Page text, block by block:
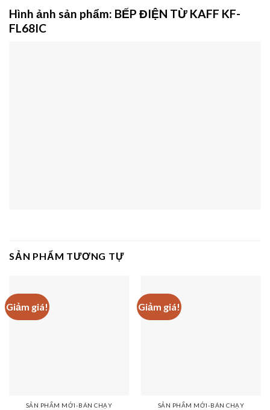
Hình ảnh sản phẩm: BẾP ĐIỆN TỪ KAFF KF-
FL68IC
SẢN PHẨM TƯƠNG TỰ
Giảm giá!
SẢN PHẨM MỚI-BÁN CHẠY
Giảm giá!
SẢN PHẨM MỚI-BÁN CHẠY